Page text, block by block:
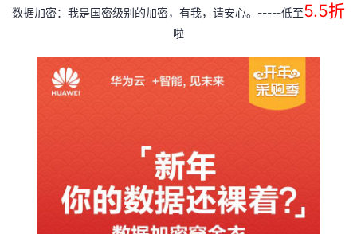
数据加密：我是国密级别的加密，有我，请安心。 -----低至5.5折
啦